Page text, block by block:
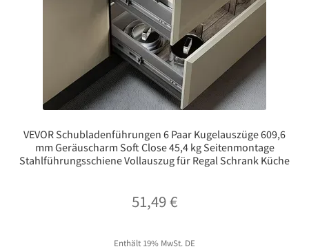
VEVOR Schubladenführungen 6 Paar Kugelauszüge 609,6
mm Geräuscharm Soft Close 45,4 kg Seitenmontage
Stahlführungsschiene Vollauszug für Regal Schrank Küche
51,49€
Enthält 19% MwSt. DE